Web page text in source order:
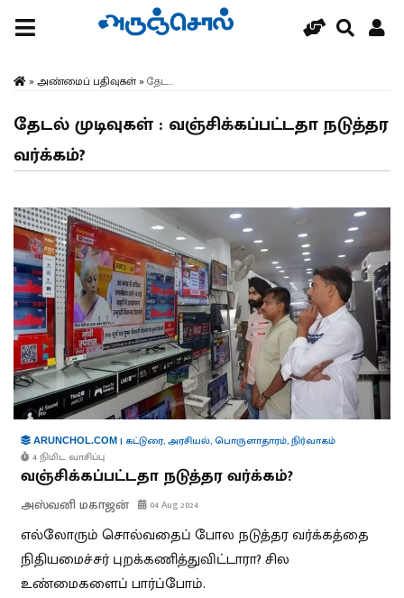
» அண்மைப் பதிவுகள்» தேட...
தேடல் முடிவுகள் : வஞ்சிக்கப்பட்டதா நடுத்தர
வர்க்கம்?
ARUNCHOL.COM | கட்டுரை,அரசியல்,பொருளாதாரம்,நிர்வாகம்
4 நிமிட வாசிப்பு
வஞ்சிக்கப்பட்டதா நடுத்தர வர்க்கம்?
அஸ்வனி மகாஜன் 04 Aug 2024
எல்லோரும் சொல்வதைப் போல நடுத்தர வர்க்கத்தை
நிதியமைச்சர் புறக்கணித்துவிட்டாரா? சில
உண்மைகளைப் பார்ப்போம்.